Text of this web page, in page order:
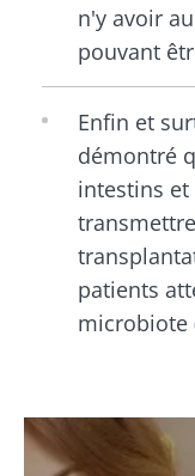
n'y avoir
pouvant
Enfin et
démontré
intestins et
patients
microbiote
Ne